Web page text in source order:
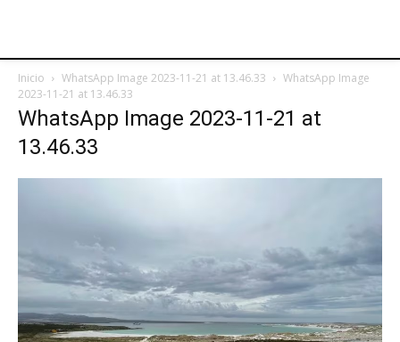
Inicio WhatsApp Image 2023-11-21 at 13.46.33
WhatsApp Image
2023-11-21 at 13.46.33
WhatsApp Image 2023-11-21 at
13.46.33